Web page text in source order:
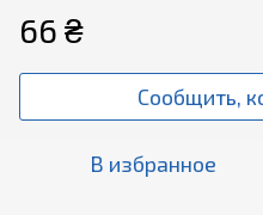
66 ₴
Сообщить,
В избранное